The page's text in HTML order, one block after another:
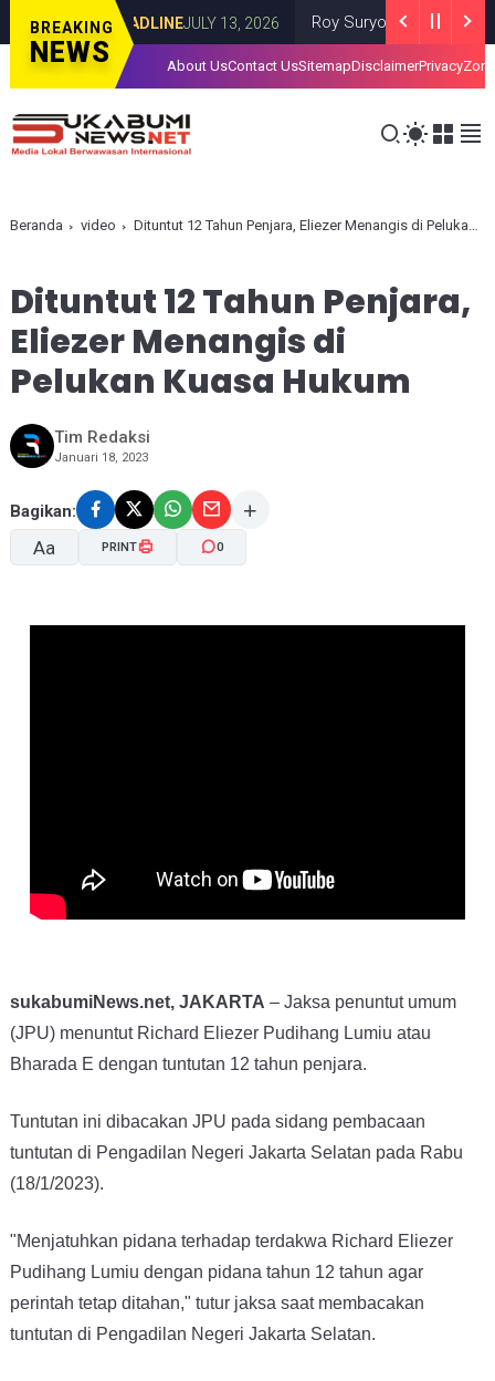
BREAKING
NEWS
Teluk HEADLINEJULY 13, 2026 Roy Suryo dan dr Tifa
About UsContact UsSitemapDisclaimerPrivacy
Beranda video Dituntut 12 Tahun Penjara, Eliezer Menangis di Pelukan Kuasa Hukum
Dituntut 12 Tahun Penjara,
Eliezer Menangis di
Pelukan Kuasa Hukum
Tim Redaksi
Januari 18, 2023
Bagikan:
Aa PRINT 0
sukabumiNews.net, JAKARTA – Jaksa penuntut umum
(JPU) menuntut Richard Eliezer Pudihang Lumiu atau
Bharada E dengan tuntutan 12 tahun penjara.
Tuntutan ini dibacakan JPU pada sidang pembacaan
tuntutan di Pengadilan Negeri Jakarta Selatan pada Rabu
(18/1/2023).
"Menjatuhkan pidana terhadap terdakwa Richard Eliezer
Pudihang Lumiu dengan pidana tahun 12 tahun agar
perintah tetap ditahan," tutur jaksa saat membacakan
tuntutan di Pengadilan Negeri Jakarta Selatan.